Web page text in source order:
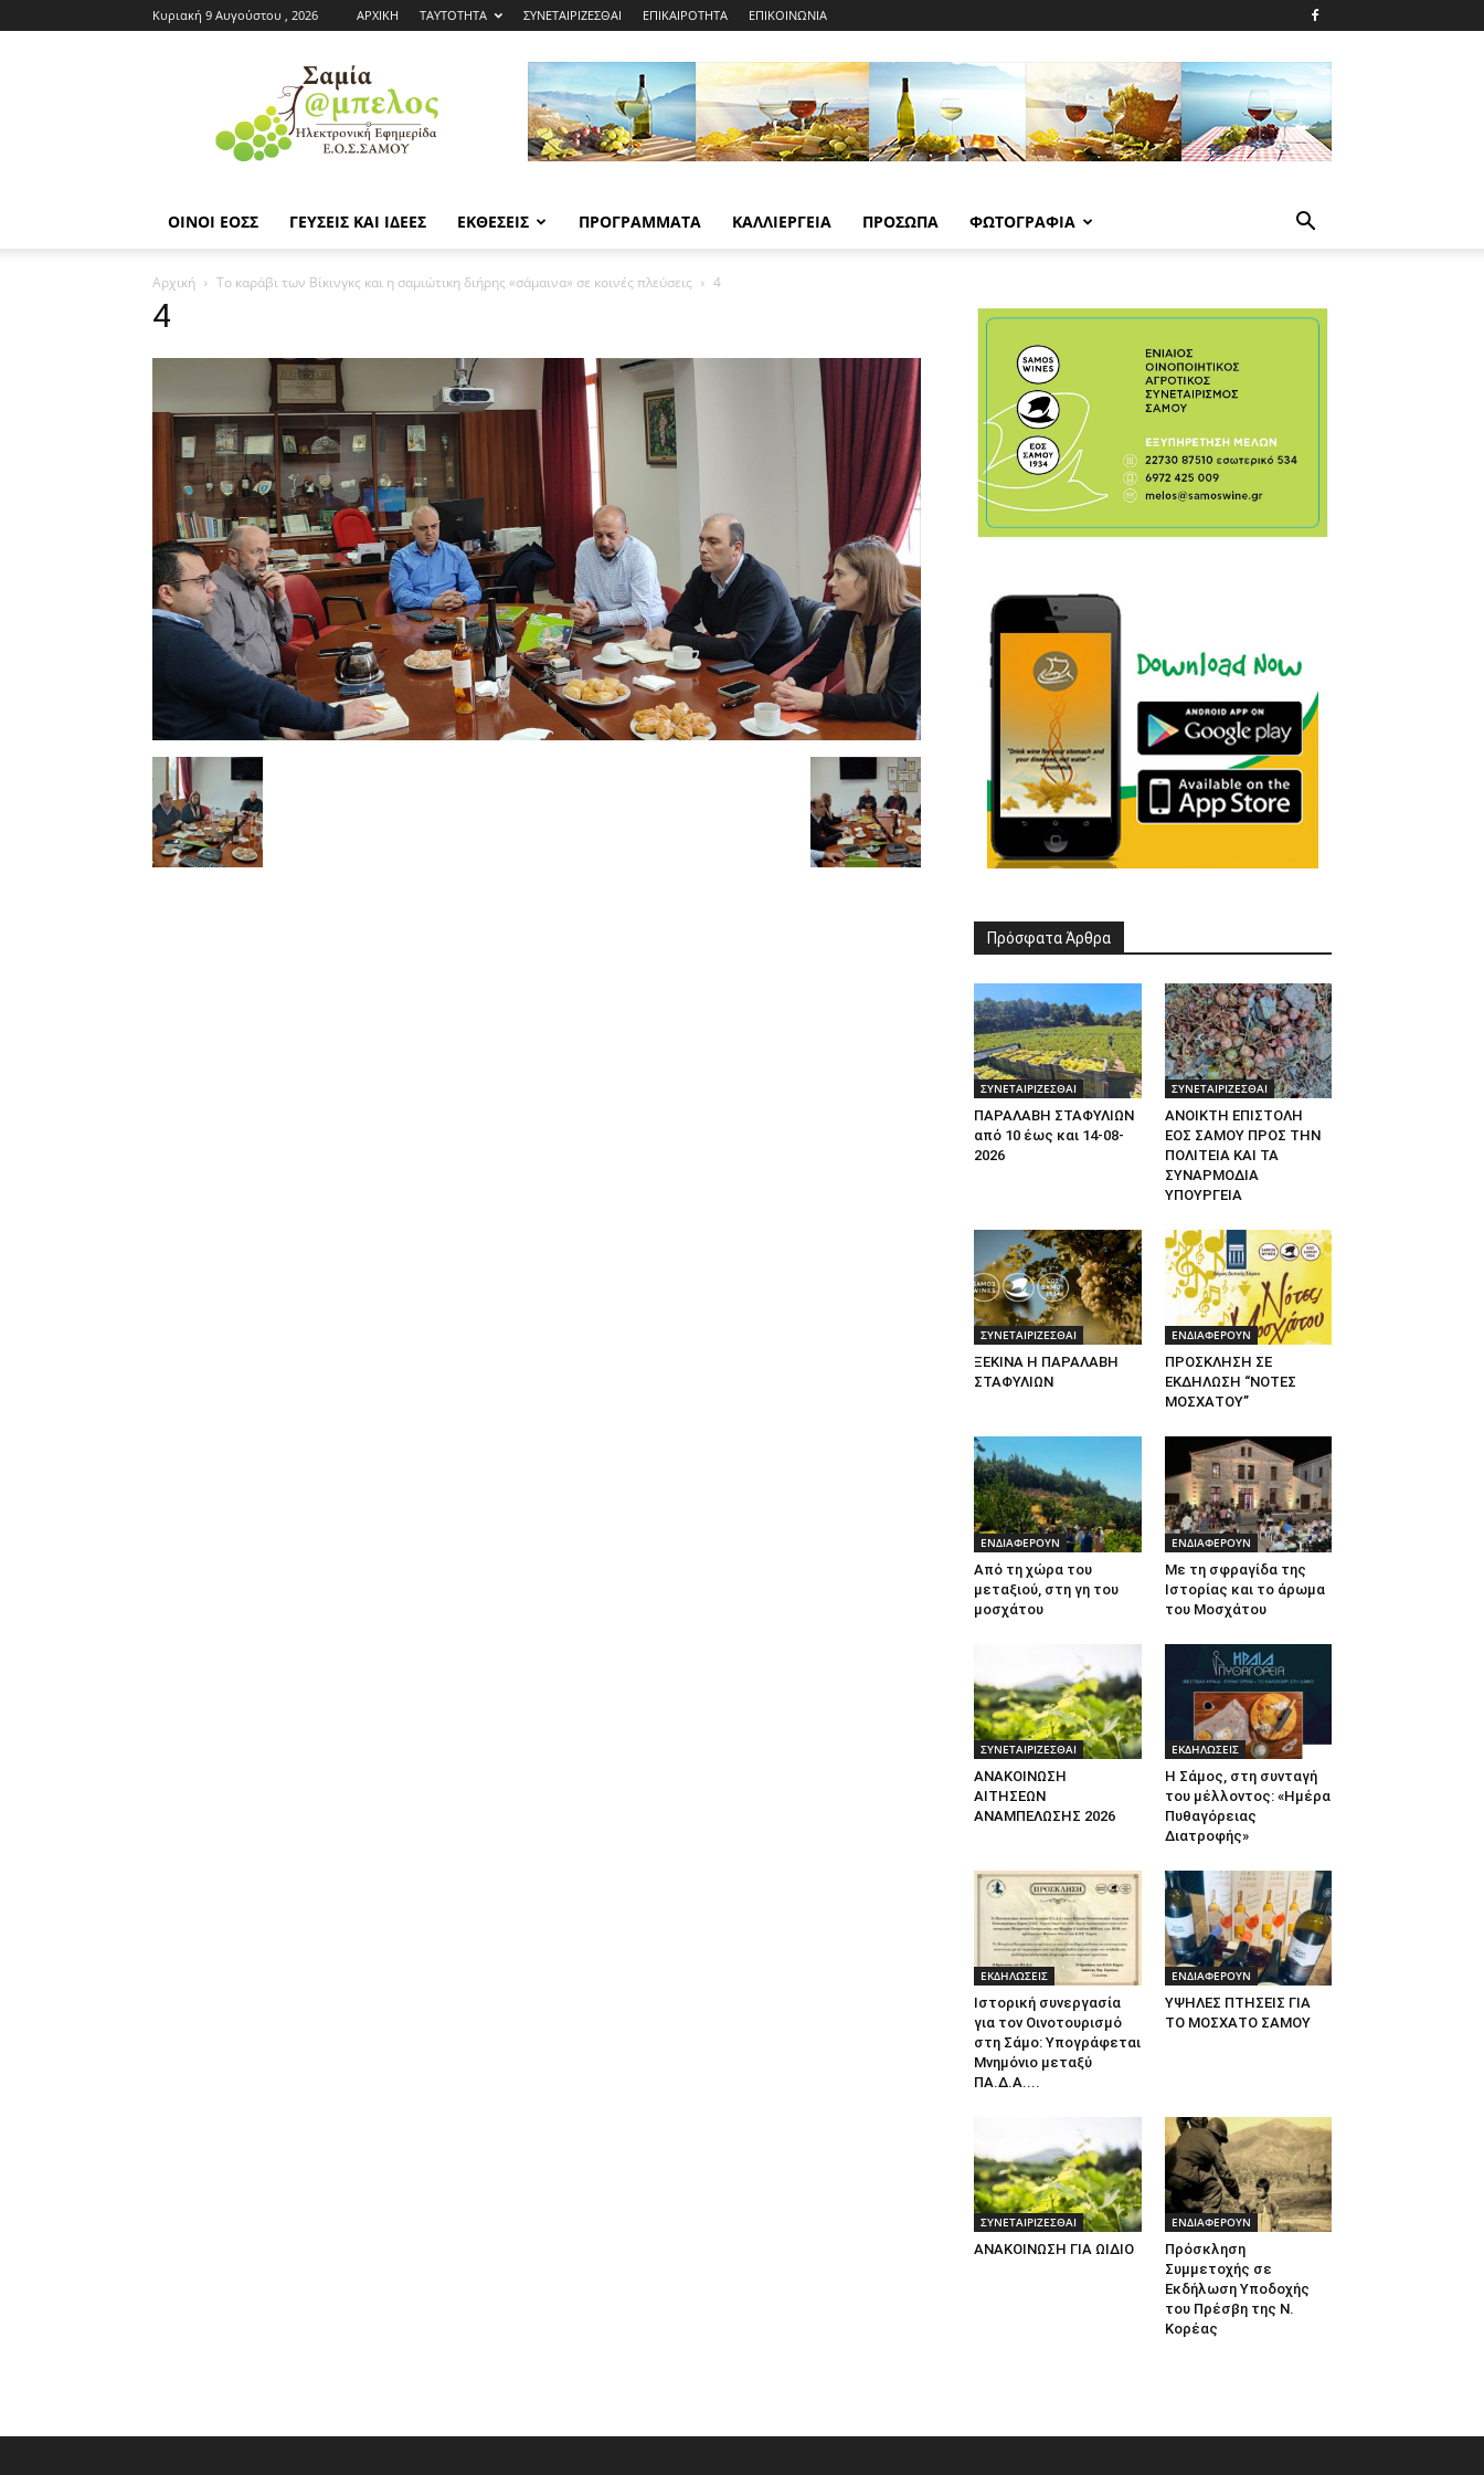
Κυριακή 9 Αυγούστου , 2026 ΑΡΧΙΚΗ ΤΑΥΤΟΤΗΤΑ ΣΥΝΕΤΑΙΡΙΖΕΣΘΑΙ ΕΠΙΚΑΙΡΟΤΗΤΑ ΕΠΙΚΟΙΝΩΝΙΑ
Εφημερίδα
ΕΟΣΣ
|
Σαμία
ΟΙΝΟΙ ΕΟΣΣ ΓΕΥΣΕΙΣ ΚΑΙ ΙΔΕΕΣ ΕΚΘΕΣΕΙΣ ΠΡΟΓΡΑΜΜΑΤΑ ΚΑΛΛΙΕΡΓΕΙΑ ΠΡΟΣΩΠΑ ΦΩΤΟΓΡΑΦΙΑ
Αρχική To καράβι των Βίκινγκς και η σαμιώτικη διήρης «σάμαινα» σε κοινές πλεύσεις 4
4
Πρόσφατα Άρθρα
ΣΥΝΕΤΑΙΡΙΖΕΣΘΑΙ
ΠΑΡΑΛΑΒΗ ΣΤΑΦΥΛΙΩΝ
από 10 έως και 14-08-
2026
ΣΥΝΕΤΑΙΡΙΖΕΣΘΑΙ
ΑΝΟΙΚΤΗ ΕΠΙΣΤΟΛΗ
ΕΟΣ ΣΑΜΟΥ ΠΡΟΣ ΤΗΝ
ΠΟΛΙΤΕΙΑ ΚΑΙ ΤΑ
ΣΥΝΑΡΜΟΔΙΑ
ΥΠΟΥΡΓΕΙΑ
ΣΥΝΕΤΑΙΡΙΖΕΣΘΑΙ
ΞΕΚΙΝΑ Η ΠΑΡΑΛΑΒΗ
ΣΤΑΦΥΛΙΩΝ
ΕΝΔΙΑΦΕΡΟΥΝ
ΠΡΟΣΚΛΗΣΗ ΣΕ
ΕΚΔΗΛΩΣΗ “ΝΟΤΕΣ
ΜΟΣΧΑΤΟΥ”
ΕΝΔΙΑΦΕΡΟΥΝ
Από τη χώρα του
μεταξιού, στη γη του
μοσχάτου
ΕΝΔΙΑΦΕΡΟΥΝ
Με τη σφραγίδα της
Ιστορίας και το άρωμα
του Μοσχάτου
ΣΥΝΕΤΑΙΡΙΖΕΣΘΑΙ
ΑΝΑΚΟΙΝΩΣΗ
ΑΙΤΗΣΕΩΝ
ΑΝΑΜΠΕΛΩΣΗΣ 2026
ΕΚΔΗΛΩΣΕΙΣ
Η Σάμος, στη συνταγή
του μέλλοντος: «Ημέρα
Πυθαγόρειας
Διατροφής»
ΕΚΔΗΛΩΣΕΙΣ
Ιστορική συνεργασία
για τον Οινοτουρισμό
στη Σάμο: Υπογράφεται
Μνημόνιο μεταξύ
ΠΑ.Δ.Α....
ΕΝΔΙΑΦΕΡΟΥΝ
ΥΨΗΛΕΣ ΠΤΗΣΕΙΣ ΓΙΑ
ΤΟ ΜΟΣΧΑΤΟ ΣΑΜΟΥ
ΣΥΝΕΤΑΙΡΙΖΕΣΘΑΙ
ΑΝΑΚΟΙΝΩΣΗ ΓΙΑ ΩΙΔΙΟ
ΕΝΔΙΑΦΕΡΟΥΝ
Πρόσκληση
Συμμετοχής σε
Εκδήλωση Υποδοχής
του Πρέσβη της Ν.
Κορέας